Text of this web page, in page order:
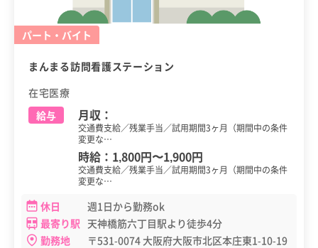
パート・バイト
まんまる訪問看護ステーション
在宅医療
給与
月収：
交通費支給／残業手当／試用期間3ヶ月（期間中の条件
変更な…
時給： 1,800円〜1,900円
交通費支給／残業手当／試用期間3ヶ月（期間中の条件
変更な…
休日
週1日から勤務ok
最寄り駅 天神橋筋六丁目駅より徒歩4分
勤務地
〒531-0074 大阪府大阪市北区本庄東1-10-19